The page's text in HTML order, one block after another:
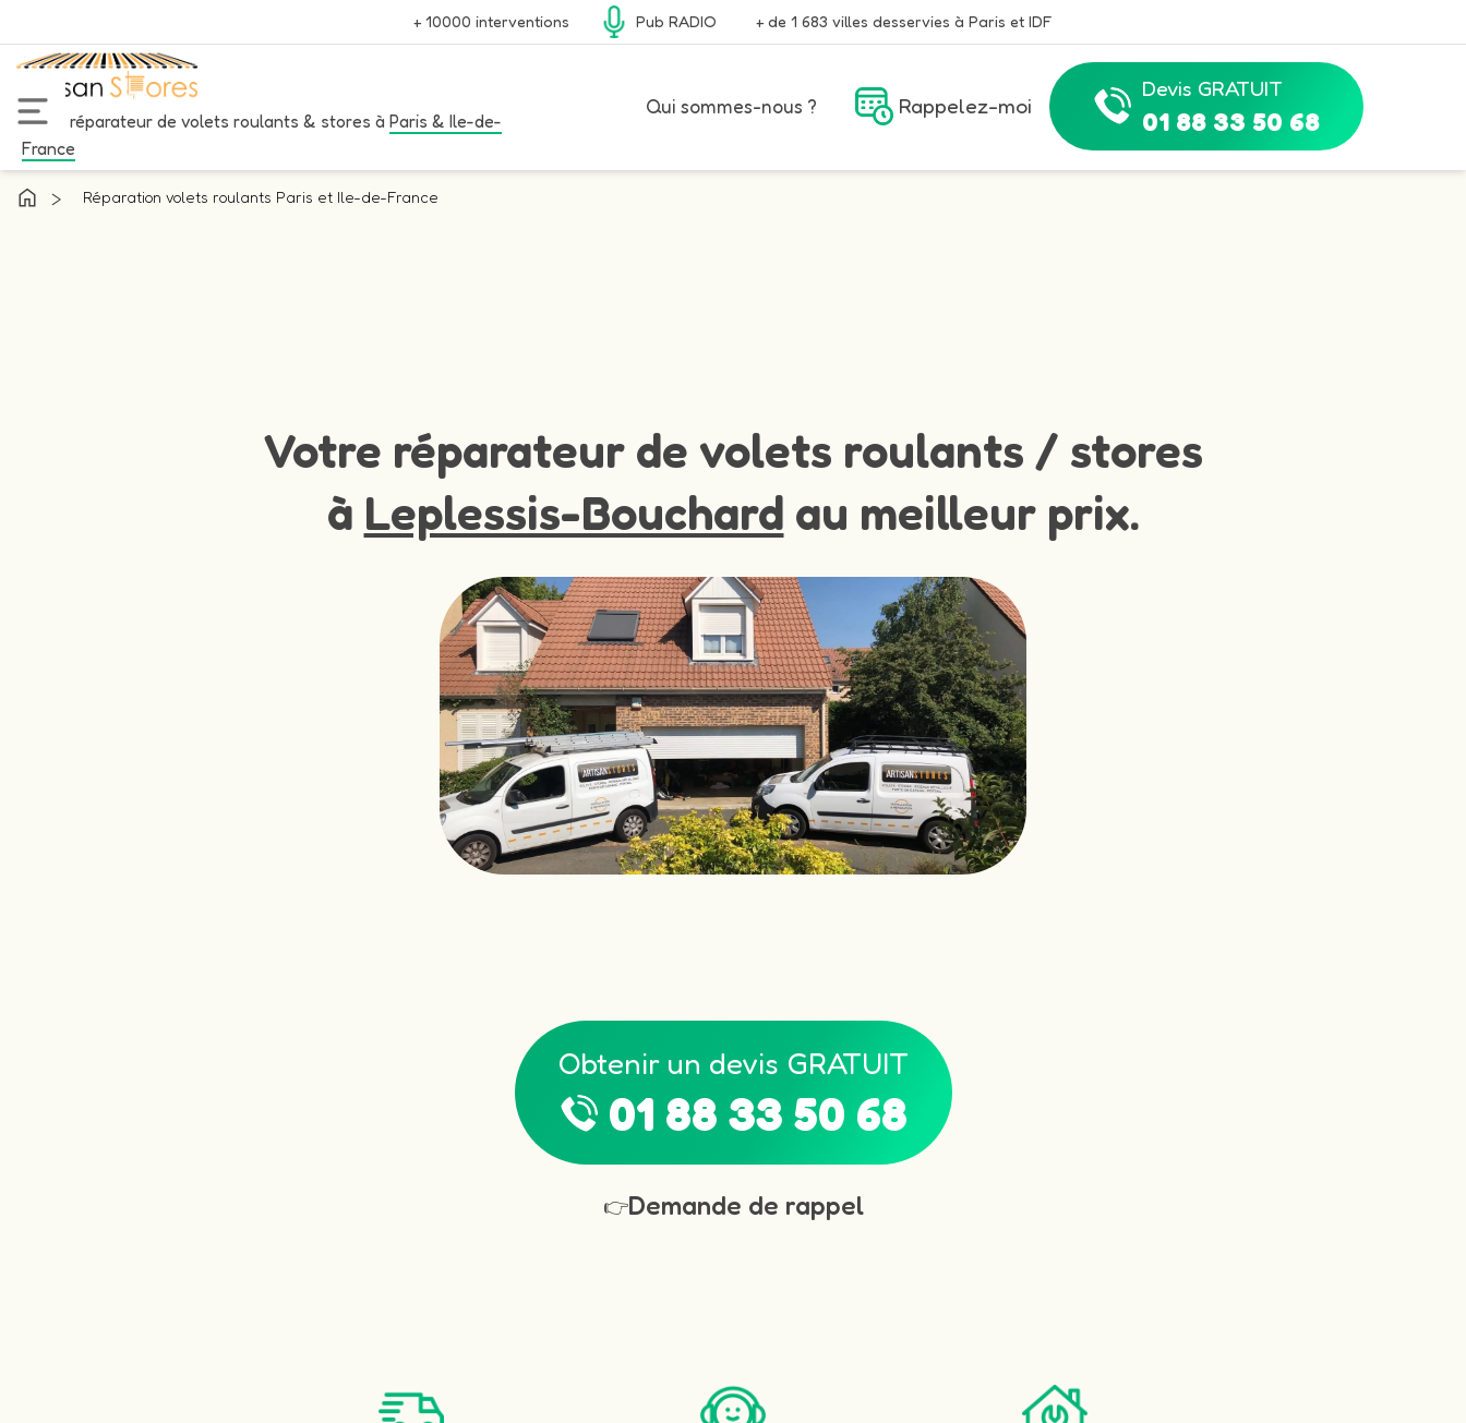
+ 10000 interventions Pub RADIO + de 1 683 villes desservies à Paris et IDF
Votre réparateur de volets roulants & stores à Paris & Ile-de-
France
Qui sommes-nous ? Rappelez-moi
Devis GRATUIT
01 88 33 50 68
> Réparation volets roulants Paris et Ile-de-France
Votre réparateur de volets roulants / stores
à Leplessis-Bouchard au meilleur prix.
Obtenir un devis GRATUIT
01 88 33 50 68
👉Demande de rappel